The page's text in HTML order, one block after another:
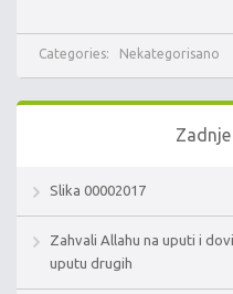
Categories: Nekategorisano
Slika 00002017
Zahvali Allahu na uputi i
uputu drugih